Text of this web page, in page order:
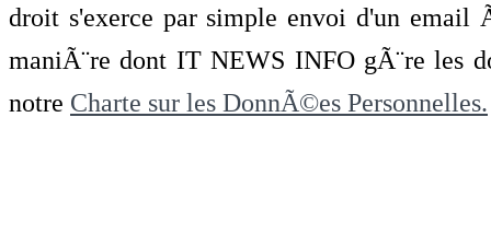
droit s'exerce par simple envoi d'un
maniÃ¨re dont IT NEWS INFO gÃ¨re les
notre Charte sur les DonnÃ©es Personnelles.